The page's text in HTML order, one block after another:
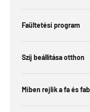
Faültetési program
Szíj beállítása otthon
Miben rejlik a fa és